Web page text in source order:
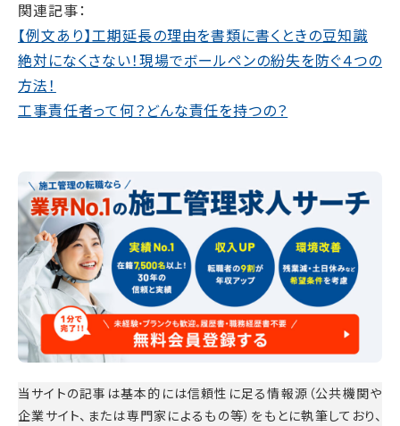
関連記事：
【例文あり】工期延長の理由を書類に書くときの豆知識
絶対になくさない！現場でボールペンの紛失を防ぐ４つの
方法！
工事責任者って何？どんな責任を持つの？
当サイトの記事は基本的には信頼性に足る情報源（公共機関や
企業サイト、または専門家によるもの等）をもとに執筆しており、